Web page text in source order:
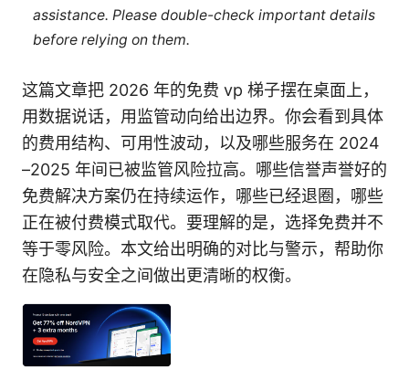
assistance. Please double-check important details
before relying on them.
这篇文章把 2026 年的免费 vp 梯子摆在桌面上，
用数据说话，用监管动向给出边界。你会看到具体
的费用结构、可用性波动，以及哪些服务在 2024
–2025 年间已被监管风险拉高。哪些信誉声誉好的
免费解决方案仍在持续运作，哪些已经退圈，哪些
正在被付费模式取代。要理解的是，选择免费并不
等于零风险。本文给出明确的对比与警示，帮助你
在隐私与安全之间做出更清晰的权衡。